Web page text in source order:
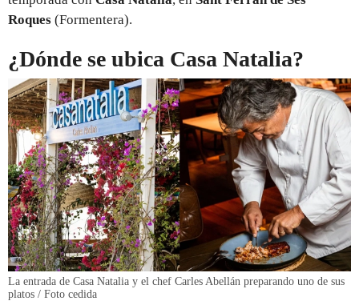
Roques (Formentera).
¿Dónde se ubica Casa Natalia?
La entrada de Casa Natalia y el chef Carles Abellán preparando uno de sus
platos / Foto cedida